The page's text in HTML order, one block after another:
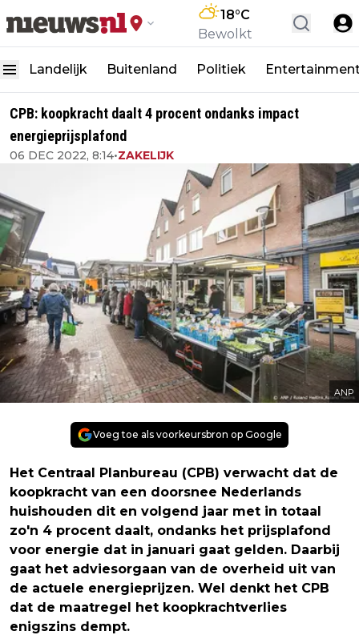
18°C
Bewolkt
Landelijk Buitenland Politiek
CPB: koopkracht daalt 4 procent ondanks impact
energieprijsplafond
06 DEC 2022, 8:14•ZAKELIJK
ANP
Voeg toe als voorkeursbron op Google
Het Centraal Planbureau (CPB) verwacht dat de
koopkracht van een doorsnee Nederlands
huishouden dit en volgend jaar met in totaal
zo'n 4 procent daalt, ondanks het prijsplafond
voor energie dat in januari gaat gelden. Daarbij
gaat het adviesorgaan van de overheid uit van
de actuele energieprijzen. Wel denkt het CPB
dat de maatregel het koopkrachtverlies
enigszins dempt.